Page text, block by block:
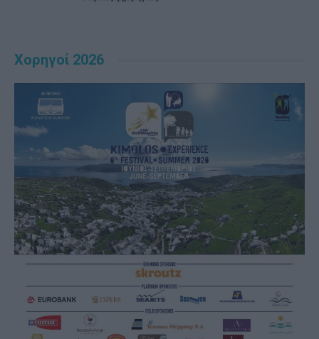
Χορηγοί 2026